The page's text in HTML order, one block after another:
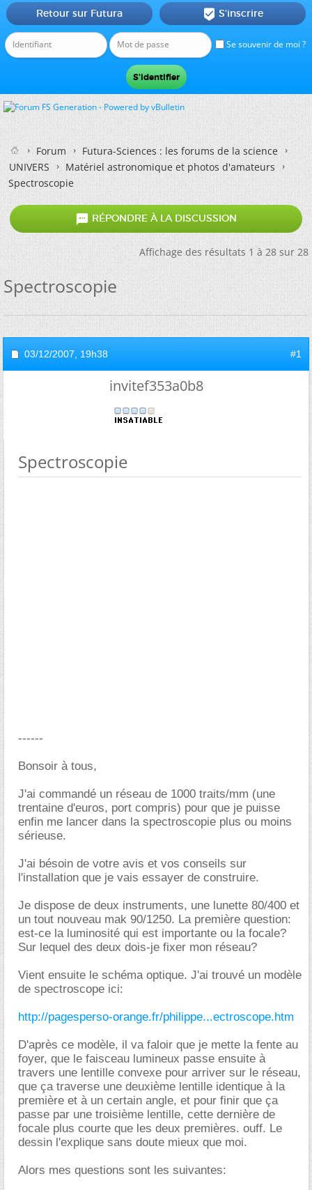
Se souvenir de moi ?
Retour sur Futura  S'inscrire
Forum
Futura-Sciences : les forums de la science
UNIVERS
Matériel astronomique et photos d'amateurs
Spectroscopie
 RÉPONDRE À LA DISCUSSION
Affichage des résultats 1 à 28 sur 28
Spectroscopie
03/12/2007, 19h38 #1
invitef353a0b8
Spectroscopie
------
Bonsoir à tous,
J'ai commandé un réseau de 1000 traits/mm (une
trentaine d'euros, port compris) pour que je puisse
enfin me lancer dans la spectroscopie plus ou moins
sérieuse.
J'ai bésoin de votre avis et vos conseils sur
l'installation que je vais essayer de construire.
Je dispose de deux instruments, une lunette 80/400 et
un tout nouveau mak 90/1250. La première question:
est-ce la luminosité qui est importante ou la focale?
Sur lequel des deux dois-je fixer mon réseau?
Vient ensuite le schéma optique. J'ai trouvé un modèle
de spectroscope ici:
http://pagesperso-orange.fr/philippe...ectroscope.htm
D'après ce modèle, il va faloir que je mette la fente au
foyer, que le faisceau lumineux passe ensuite à
travers une lentille convexe pour arriver sur le réseau,
que ça traverse une deuxième lentille identique à la
première et à un certain angle, et pour finir que ça
passe par une troisième lentille, cette dernière de
focale plus courte que les deux premières. ouff. Le
dessin l'explique sans doute mieux que moi.
Alors mes questions sont les suivantes: